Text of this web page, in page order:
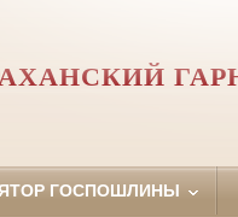
ГОСПОШЛИНЫ